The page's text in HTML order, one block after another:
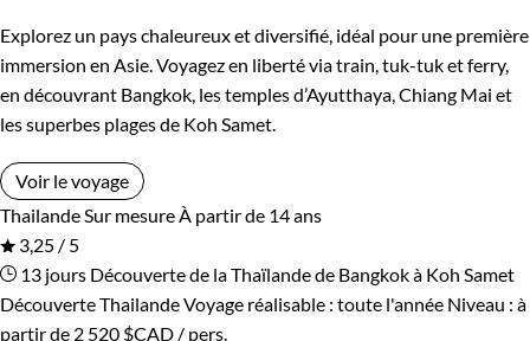
Explorez un pays chaleureux et diversifié, idéal pour une première
immersion en Asie. Voyagez en liberté via train, tuk-tuk et ferry,
en découvrant Bangkok, les temples d’Ayutthaya, Chiang Mai et
les superbes plages de Koh Samet.
Voir le voyage
Thailande Sur mesure À partir de 14 ans
3,25 / 5
13 jours Découverte de la Thaïlande de Bangkok à Koh Samet
Découverte ThailandeVoyage réalisable : toute l'année Niveau : à
partir de 2 520 $CAD / pers.